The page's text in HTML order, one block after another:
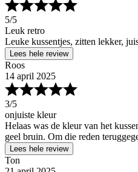
5/5
Leuk retro
Leuke kussentjes, zitten lekker,
Lees hele review
Roos
14 april 2025
3/5
onjuiste kleur
Helaas was de kleur van het
geel bruin. Om die reden
Lees hele review
Ton